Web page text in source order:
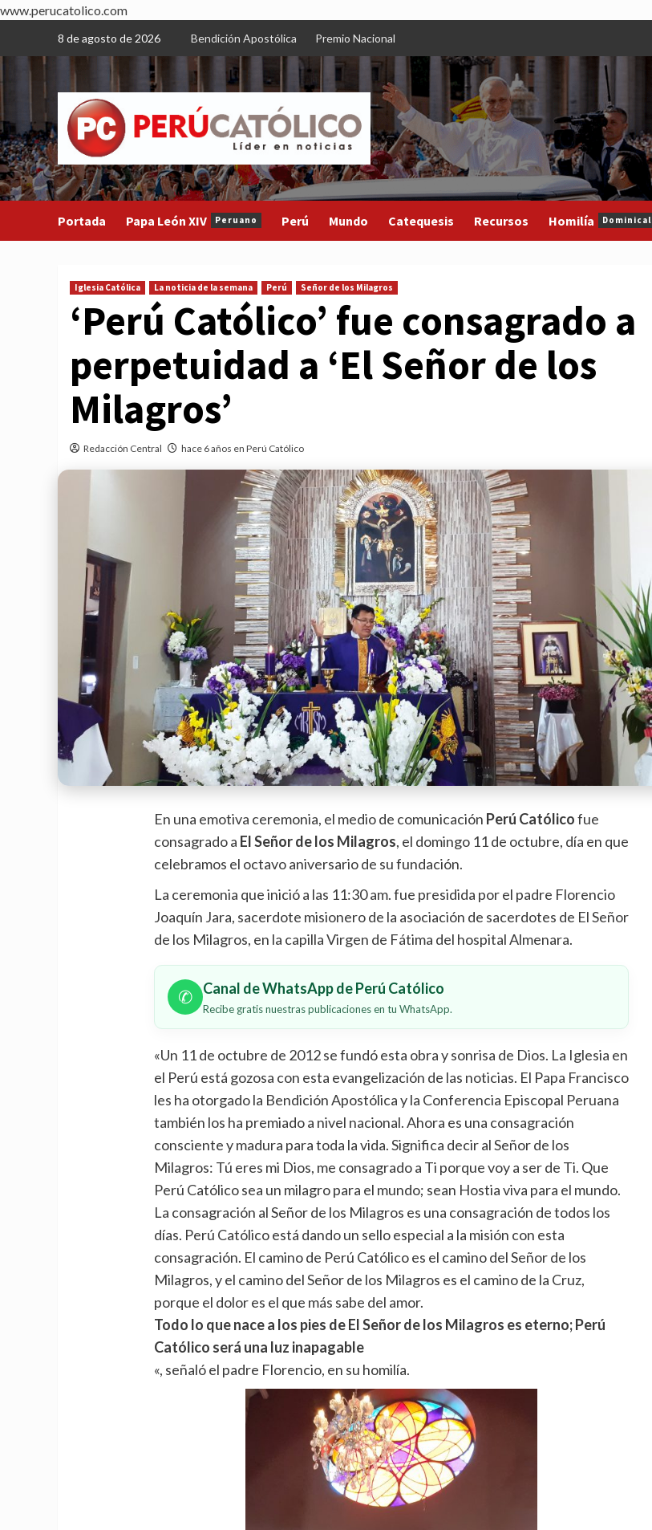
www.perucatolico.com
content
8 de agosto de 2026 Bendición Apostólica Premio Nacional
Portada Papa León XIV Peruano Perú Mundo Catequesis Recursos Homilía Dominical
Iglesia Católica La noticia de la semana Perú Señor de los Milagros
‘Perú Católico’ fue consagrado a
perpetuidad a ‘El Señor de los
Milagros’
Redacción Central hace 6 años en Perú Católico
En una emotiva ceremonia, el medio de comunicación Perú Católicofue
consagrado a El Señor de los Milagros, el domingo 11 de octubre, día en que
celebramos el octavo aniversario de su fundación.
La ceremonia que inició a las 11:30 am. fue presidida por el padre Florencio
Joaquín Jara, sacerdote misionero de la asociación de sacerdotes de El Señor
de los Milagros, en la capilla Virgen de Fátima del hospital Almenara.
✆ Canal de WhatsApp de Perú Católico
Recibe gratis nuestras publicaciones en tu WhatsApp.
«Un 11 de octubre de 2012 se fundó esta obra y sonrisa de Dios. La Iglesia en
el Perú está gozosa con esta evangelización de las noticias. El Papa Francisco
les ha otorgado la Bendición Apostólica y la Conferencia Episcopal Peruana
también los ha premiado a nivel nacional. Ahora es una consagración
consciente y madura para toda la vida. Significa decir al Señor de los
Milagros: Tú eres mi Dios, me consagrado a Ti porque voy a ser de Ti. Que
Perú Católico sea un milagro para el mundo; sean Hostia viva para el mundo.
La consagración al Señor de los Milagros es una consagración de todos los
días. Perú Católico está dando un sello especial a la misión con esta
consagración. El camino de Perú Católico es el camino del Señor de los
Milagros, y el camino del Señor de los Milagros es el camino de la Cruz,
porque el dolor es el que más sabe del amor.
Todo lo que nace a los pies de El Señor de los Milagros es eterno; Perú
Católico será una luz inapagable
«, señaló el padre Florencio, en su homilía.